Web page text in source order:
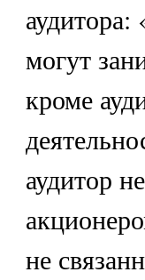
могут
кроме
аудитор
не